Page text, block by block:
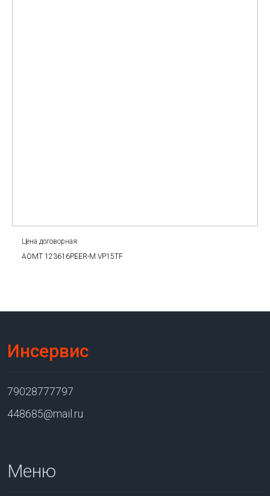
Цена договорная
AOMT 123616PEER-M VP15TF
Инсервис
79028777797
448685@mail.ru
Меню